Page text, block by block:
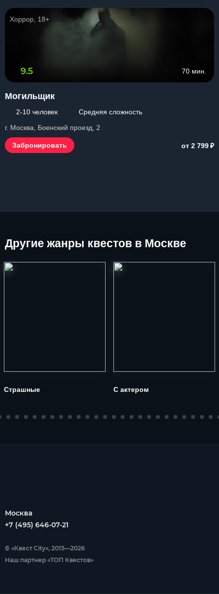
Хоррор, 18+
9.5 70 мин.
Могильщик
2-10 человек
Средняя сложность
г. Москва, Боенский проезд, 2
Забронировать от 2 799₽
Другие жанры квестов в Москве
Страшные С актером
Москва
+7 (495) 646-07-21
© «Квест City», 2015—2026
Наш партнер «ТОП Квестов»